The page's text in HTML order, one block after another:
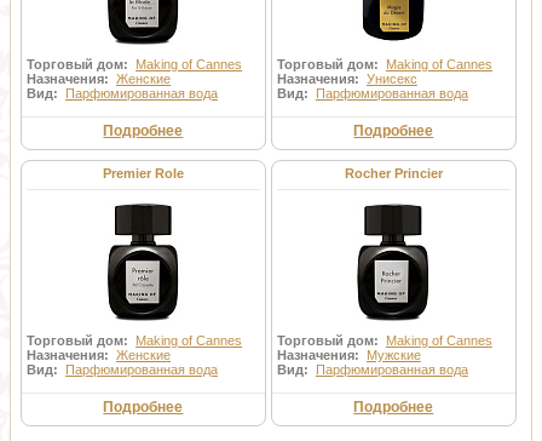
Торговый дом: Making of Cannes
Назначения: Женские
Вид: Парфюмированная вода
Подробнее
Торговый дом: Making of Cannes
Назначения: Унисекс
Вид: Парфюмированная вода
Подробнее
Premier Role
Торговый дом: Making of Cannes
Назначения: Женские
Вид: Парфюмированная вода
Подробнее
Rocher Princier
Торговый дом: Making of Cannes
Назначения: Мужские
Вид: Парфюмированная вода
Подробнее